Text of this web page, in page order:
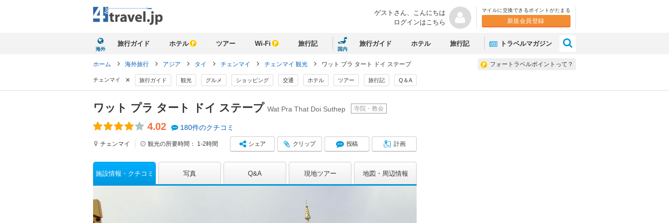
ゲストさん、 こんにちは
ログインはこちら
マイルに交換できるポイントがたまる
新規会員登録
海外
旅行ガイド ホテル ツアー Wi-Fi 旅行記
国内
旅行ガイド ホテル 旅行記 トラベルマガジン
フォートラベルポイントって？
ホーム 海外旅行 アジア タイ チェンマイ チェンマイ 観光 ワット プラ タート ドイ ステープ
チェンマイ × 旅行ガイド 観光 グルメ ショッピング 交通 ホテル ツアー 旅行記 Q＆A
ワット プラ タート ドイ ステープ Wat Pra That Doi Suthep 寺院・教会
4.02 180件のクチコミ
チェンマイ 観光の所要時間： 1-2時間 シェア クリップ 投稿 計画
施設情報 クチコミ 写真 Q&A 現地ツアー 地図 周辺情報